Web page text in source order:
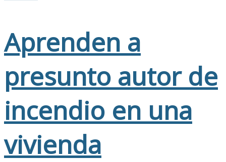
Aprenden a
presunto autor de
incendio en una
vivienda